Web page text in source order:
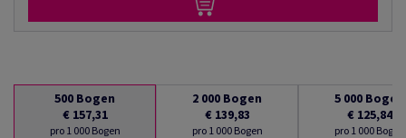
500 Bogen
€ 157,31
pro 1 000 Bogen
2 000 Bogen
€ 139,83
pro 1 000 Bogen
5 000 Bogen
€ 125,84
pro 1 000 Bogen